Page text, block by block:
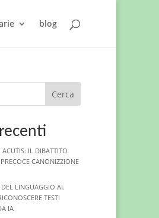
blog
Cerca
ACUTIS: IL DIBATTITO
CANONIZZIONE
DEL LINGUAGGIO AI.
TESTI
IA